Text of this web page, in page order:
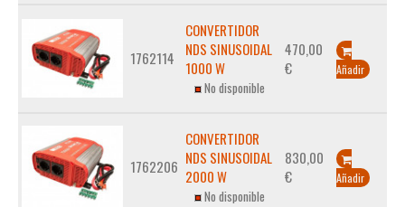
1762114
CONVERTIDOR
NDS SINUSOIDAL
1000 W
No disponible
470,00
€
Añadir
1762206
CONVERTIDOR
NDS SINUSOIDAL
2000 W
No disponible
830,00
€
Añadir